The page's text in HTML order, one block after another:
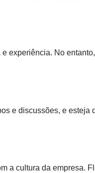
experiência. No
e discussões, e esteja
a cultura da empresa.